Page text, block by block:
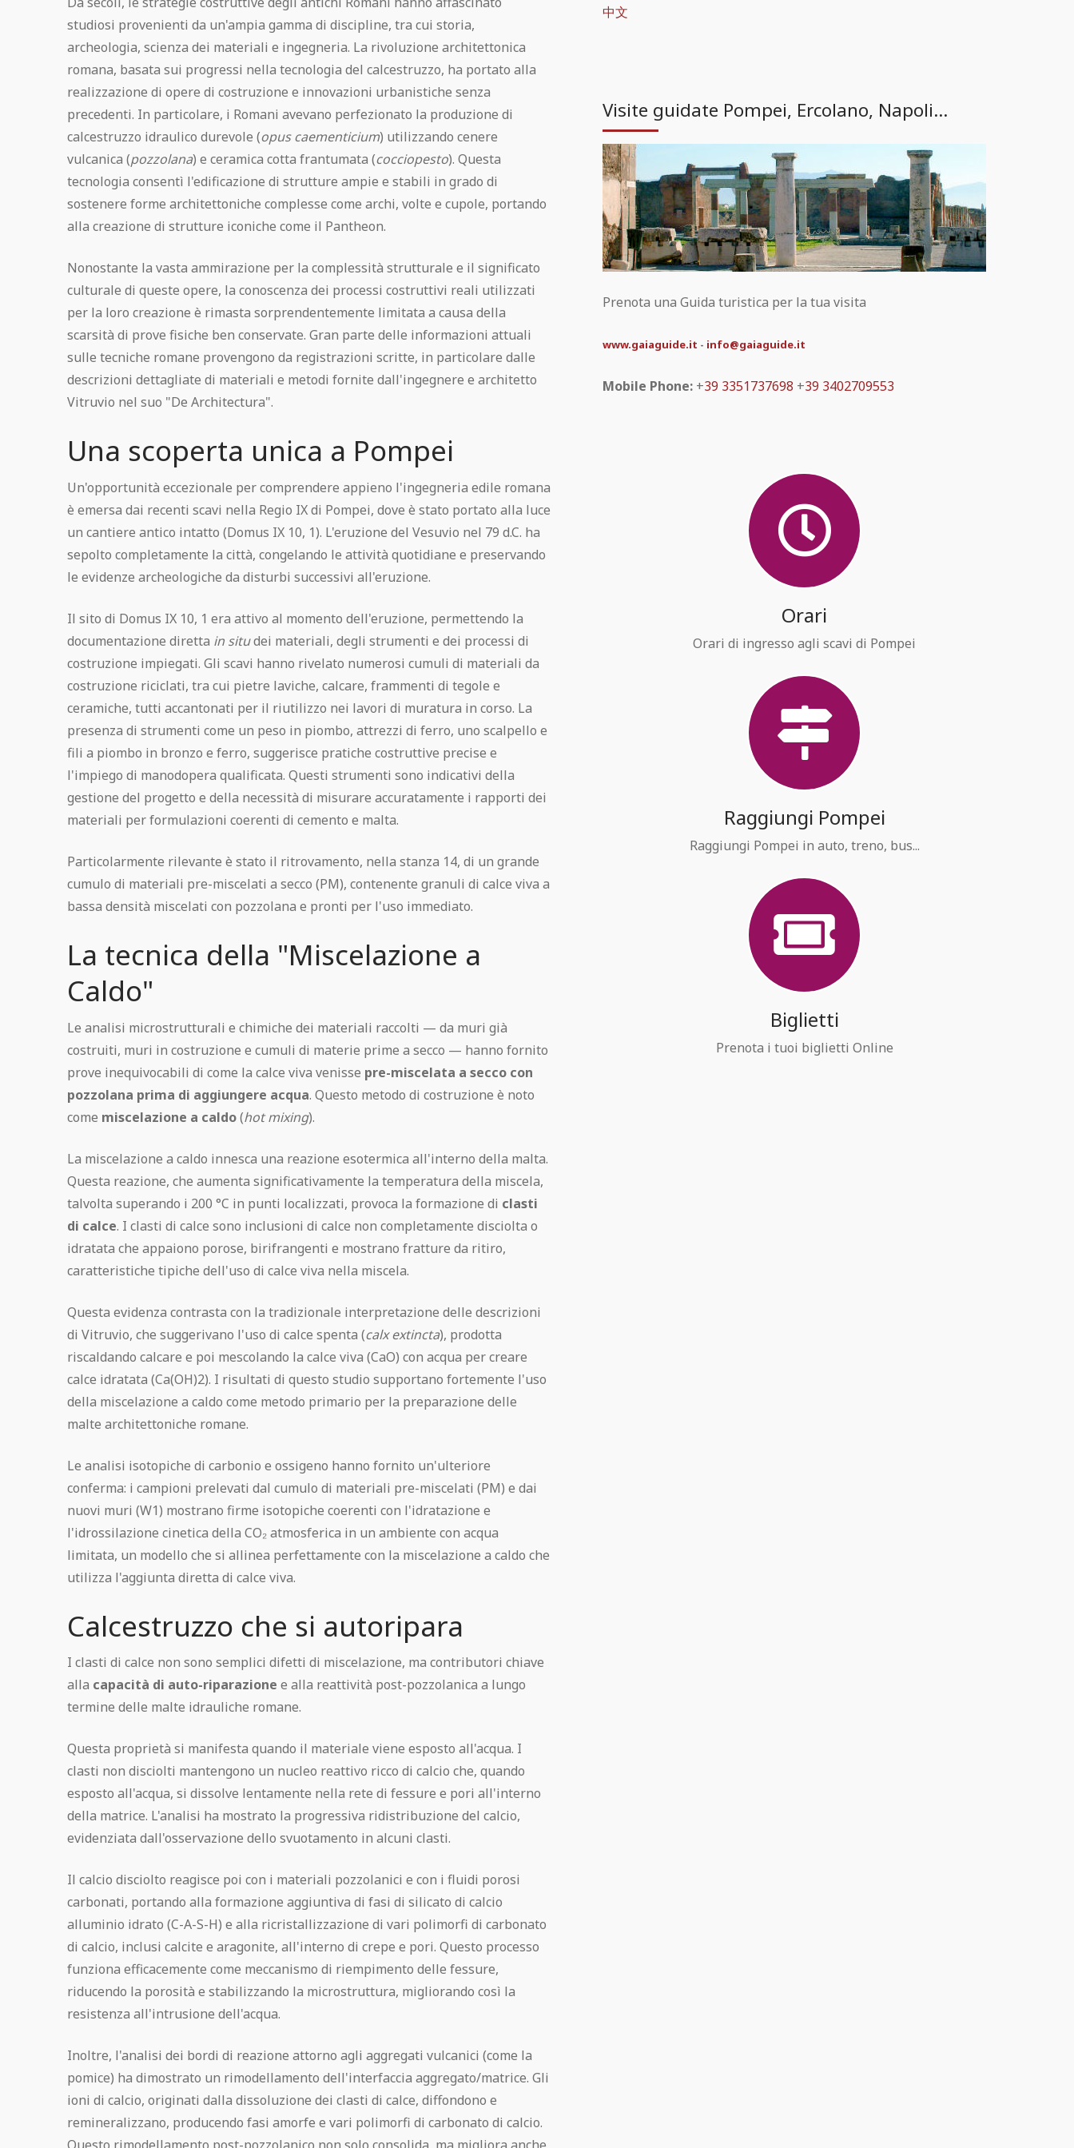
中文
Visite guidate Pompei, Ercolano, Napoli...
Prenota una Guida turistica per la tua visita
www.gaiaguide.it - info@gaiaguide.it
Mobile Phone:+39 3351737698 +39 3402709553
Orari
Orari di ingresso agli scavi di Pompei
Raggiungi Pompei
Raggiungi Pompei in auto, treno, bus...
Biglietti
Prenota i tuoi biglietti Online
studiosi provenienti da un'ampia gamma di discipline, tra cui storia,
archeologia, scienza dei materiali e ingegneria. La rivoluzione architettonica
romana, basata sui progressi nella tecnologia del calcestruzzo, ha portato alla
realizzazione di opere di costruzione e innovazioni urbanistiche senza
precedenti. In particolare, i Romani avevano perfezionato la produzione di
calcestruzzo idraulico durevole (opus caementicium) utilizzando cenere
vulcanica (pozzolana) e ceramica cotta frantumata (cocciopesto). Questa
tecnologia consentì l'edificazione di strutture ampie e stabili in grado di
sostenere forme architettoniche complesse come archi, volte e cupole, portando
alla creazione di strutture iconiche come il Pantheon.
Nonostante la vasta ammirazione per la complessità strutturale e il significato
culturale di queste opere, la conoscenza dei processi costruttivi reali utilizzati
per la loro creazione è rimasta sorprendentemente limitata a causa della
scarsità di prove fisiche ben conservate. Gran parte delle informazioni attuali
sulle tecniche romane provengono da registrazioni scritte, in particolare dalle
descrizioni dettagliate di materiali e metodi fornite dall'ingegnere e architetto
Vitruvio nel suo "De Architectura".
Una scoperta unica a Pompei
Un'opportunità eccezionale per comprendere appieno l'ingegneria edile romana
è emersa dai recenti scavi nella Regio IX di Pompei, dove è stato portato alla luce
un cantiere antico intatto (Domus IX 10, 1). L'eruzione del Vesuvio nel 79 d.C. ha
sepolto completamente la città, congelando le attività quotidiane e preservando
le evidenze archeologiche da disturbi successivi all'eruzione.
Il sito di Domus IX 10, 1 era attivo al momento dell'eruzione, permettendo la
documentazione diretta in situdei materiali, degli strumenti e dei processi di
costruzione impiegati. Gli scavi hanno rivelato numerosi cumuli di materiali da
costruzione riciclati, tra cui pietre laviche, calcare, frammenti di tegole e
ceramiche, tutti accantonati per il riutilizzo nei lavori di muratura in corso. La
presenza di strumenti come un peso in piombo, attrezzi di ferro, uno scalpello e
fili a piombo in bronzo e ferro, suggerisce pratiche costruttive precise e
l'impiego di manodopera qualificata. Questi strumenti sono indicativi della
gestione del progetto e della necessità di misurare accuratamente i rapporti dei
materiali per formulazioni coerenti di cemento e malta.
Particolarmente rilevante è stato il ritrovamento, nella stanza 14, di un grande
cumulo di materiali pre-miscelati a secco (PM), contenente granuli di calce viva a
bassa densità miscelati con pozzolana e pronti per l'uso immediato.
La tecnica della "Miscelazione a
Caldo"
Le analisi microstrutturali e chimiche dei materiali raccolti — da muri già
costruiti, muri in costruzione e cumuli di materie prime a secco — hanno fornito
prove inequivocabili di come la calce viva venisse pre-miscelata a secco con
pozzolana prima di aggiungere acqua. Questo metodo di costruzione è noto
come miscelazione a caldo(hot mixing).
La miscelazione a caldo innesca una reazione esotermica all'interno della malta.
Questa reazione, che aumenta significativamente la temperatura della miscela,
talvolta superando i 200 °C in punti localizzati, provoca la formazione di clasti
di calce. I clasti di calce sono inclusioni di calce non completamente disciolta o
idratata che appaiono porose, birifrangenti e mostrano fratture da ritiro,
caratteristiche tipiche dell'uso di calce viva nella miscela.
Questa evidenza contrasta con la tradizionale interpretazione delle descrizioni
di Vitruvio, che suggerivano l'uso di calce spenta (calx extincta), prodotta
riscaldando calcare e poi mescolando la calce viva (CaO) con acqua per creare
calce idratata (Ca(OH)2). I risultati di questo studio supportano fortemente l'uso
della miscelazione a caldo come metodo primario per la preparazione delle
malte architettoniche romane.
Le analisi isotopiche di carbonio e ossigeno hanno fornito un'ulteriore
conferma: i campioni prelevati dal cumulo di materiali pre-miscelati (PM) e dai
nuovi muri (W1) mostrano firme isotopiche coerenti con l'idratazione e
l'idrossilazione cinetica della CO₂ atmosferica in un ambiente con acqua
limitata, un modello che si allinea perfettamente con la miscelazione a caldo che
utilizza l'aggiunta diretta di calce viva.
Calcestruzzo che si autoripara
I clasti di calce non sono semplici difetti di miscelazione, ma contributori chiave
alla capacità di auto-riparazione e alla reattività post-pozzolanica a lungo
termine delle malte idrauliche romane.
Questa proprietà si manifesta quando il materiale viene esposto all'acqua. I
clasti non disciolti mantengono un nucleo reattivo ricco di calcio che, quando
esposto all'acqua, si dissolve lentamente nella rete di fessure e pori all'interno
della matrice. L'analisi ha mostrato la progressiva ridistribuzione del calcio,
evidenziata dall'osservazione dello svuotamento in alcuni clasti.
Il calcio disciolto reagisce poi con i materiali pozzolanici e con i fluidi porosi
carbonati, portando alla formazione aggiuntiva di fasi di silicato di calcio
alluminio idrato (C-A-S-H) e alla ricristallizzazione di vari polimorfi di carbonato
di calcio, inclusi calcite e aragonite, all'interno di crepe e pori. Questo processo
funziona efficacemente come meccanismo di riempimento delle fessure,
riducendo la porosità e stabilizzando la microstruttura, migliorando così la
resistenza all'intrusione dell'acqua.
Inoltre, l'analisi dei bordi di reazione attorno agli aggregati vulcanici (come la
pomice) ha dimostrato un rimodellamento dell'interfaccia aggregato/matrice. Gli
ioni di calcio, originati dalla dissoluzione dei clasti di calce, diffondono e
remineralizzano, producendo fasi amorfe e vari polimorfi di carbonato di calcio.
Pompei Gratis
Regolamento visita
Pompeii Situs Latine scriptus
Guida ufficiale di Pompei